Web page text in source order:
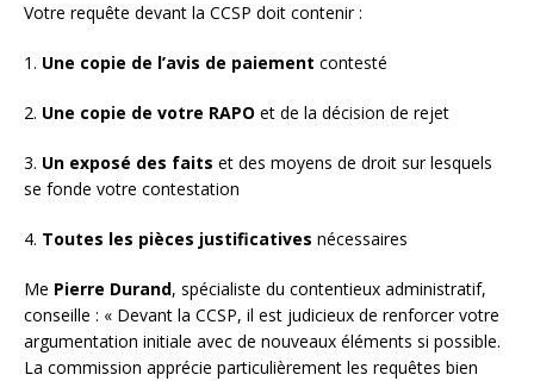
Votre requête devant la CCSP doit contenir :
1. Une copie de l’avis de paiement contesté
2. Une copie de votre RAPO et de la décision de rejet
3. Un exposé des faits et des moyens de droit sur lesquels
se fonde votre contestation
4. Toutes les pièces justificatives nécessaires
Me Pierre Durand, spécialiste du contentieux administratif,
conseille : « Devant la CCSP, il est judicieux de renforcer votre
argumentation initiale avec de nouveaux éléments si possible.
La commission apprécie particulièrement les requêtes bien